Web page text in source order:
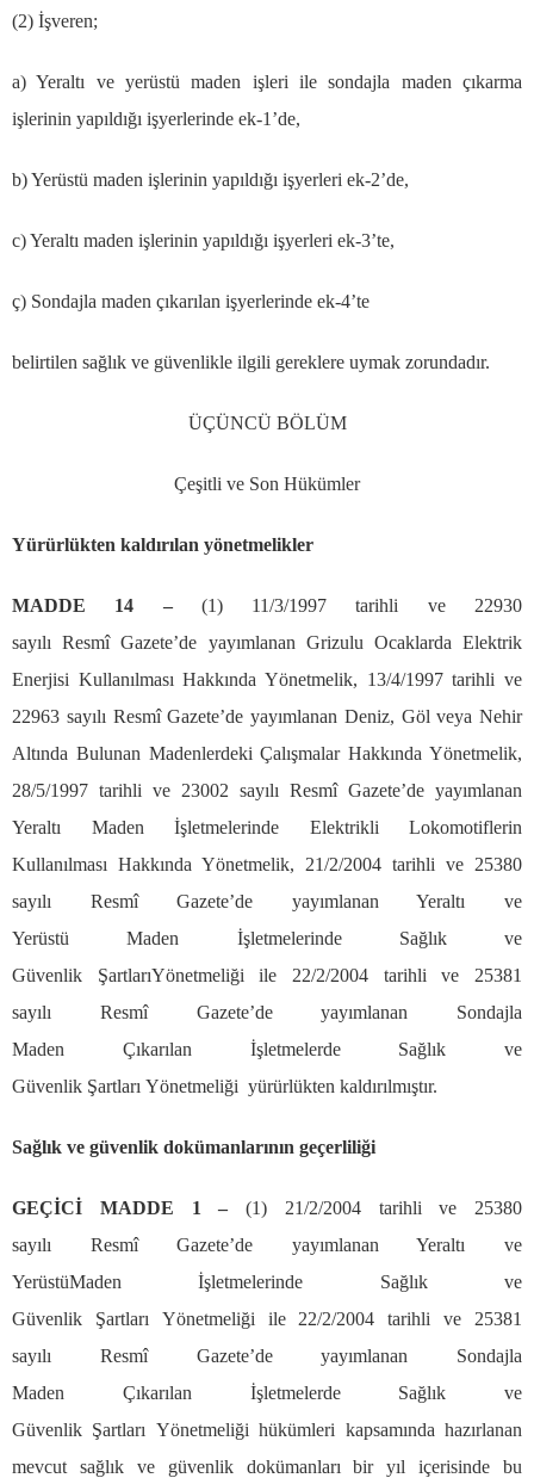
(2) İşveren;
a) Yeraltı ve yerüstü maden işleri ile sondajla madençıkarma
işlerinin yapıldığı işyerlerinde ek-1 ’de,
b) Yerüstü maden işlerinin yapıldığı işyerleri ek-2’de,
c) Yeraltı maden işlerinin yapıldığı işyerleri ek-3’te,
ç) Sondajla maden çıkarılan işyerlerinde ek-4’te
belirtilen sağlık ve güvenlikle ilgili gereklere uymak zorundadır.
ÜÇÜNCÜ BÖLÜM
Çeşitli ve Son Hükümler
Yürürlükten kaldırılan yönetmelikler
MADDE 14 –(1) 11/3/1997 tarihli ve 22930
sayılı ResmîGazete’de yayımlanan Grizulu Ocaklarda Elektrik
Enerjisi Kullanılması Hakkında Yönetmelik, 13/4/1997 tarihli ve
22963 sayılı ResmîGazete’de yayımlanan Deniz, Göl veya Nehir
Altında Bulunan MadenlerdekiÇalışmalar Hakkında Yönetmelik,
28/5/1997 tarihli ve 23002 sayılı ResmîGazete’de yayımlanan
Yeraltı Maden İşletmelerinde Elektrikli Lokomotiflerin
Kullanılması Hakkında Yönetmelik, 21/2/2004 tarihli ve 25380
sayılı ResmîGazete’de yayımlanan Yeraltı ve
Yerüstü Maden İşletmelerinde Sağlık ve
Güvenlik ŞartlarıYönetmeliği ile 22/2/2004 tarihli ve 25381
sayılı ResmîGazete’de yayımlanan Sondajla
Maden Çıkarılan İşletmelerde Sağlık ve
Güvenlik Şartları Yönetmeliği yürürlükten kaldırılmıştır.
Sağlık ve güvenlik dokümanlarının geçerliliği
GEÇİCİ MADDE 1– (1) 21/2/2004 tarihli ve 25380
sayılı ResmîGazete’de yayımlanan Yeraltı ve
YerüstüMadenİşletmelerinde Sağlık ve
Güvenlik Şartları Yönetmeliği ile 22/2/2004 tarihli ve 25381
sayılı ResmîGazete’de yayımlanan Sondajla
Maden Çıkarılan İşletmelerde Sağlık ve
Güvenlik Şartları Yönetmeliği hükümleri kapsamında hazırlanan
mevcut sağlık ve güvenlik dokümanları bir yıl içerisinde bu